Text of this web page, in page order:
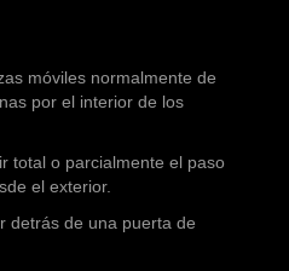
móviles normalmente de
por el interior de los
total o parcialmente el paso
el exterior.
detrás de una puerta de